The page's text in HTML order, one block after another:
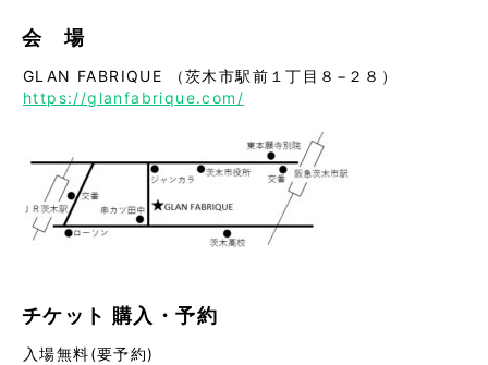
会 場
GLAN FABRIQUE （茨木市駅前１丁目８−２８）
https://glanfabrique.com/
チケット 購入・予約
入場無料(要予約)